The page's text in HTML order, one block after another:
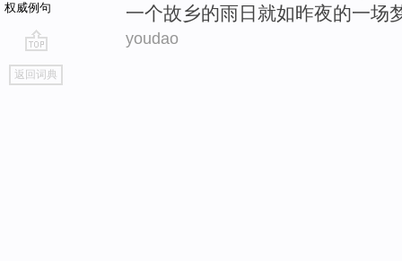
权威例句
go
top
返回词典
一个故乡的雨日 就如昨夜的一场
youdao